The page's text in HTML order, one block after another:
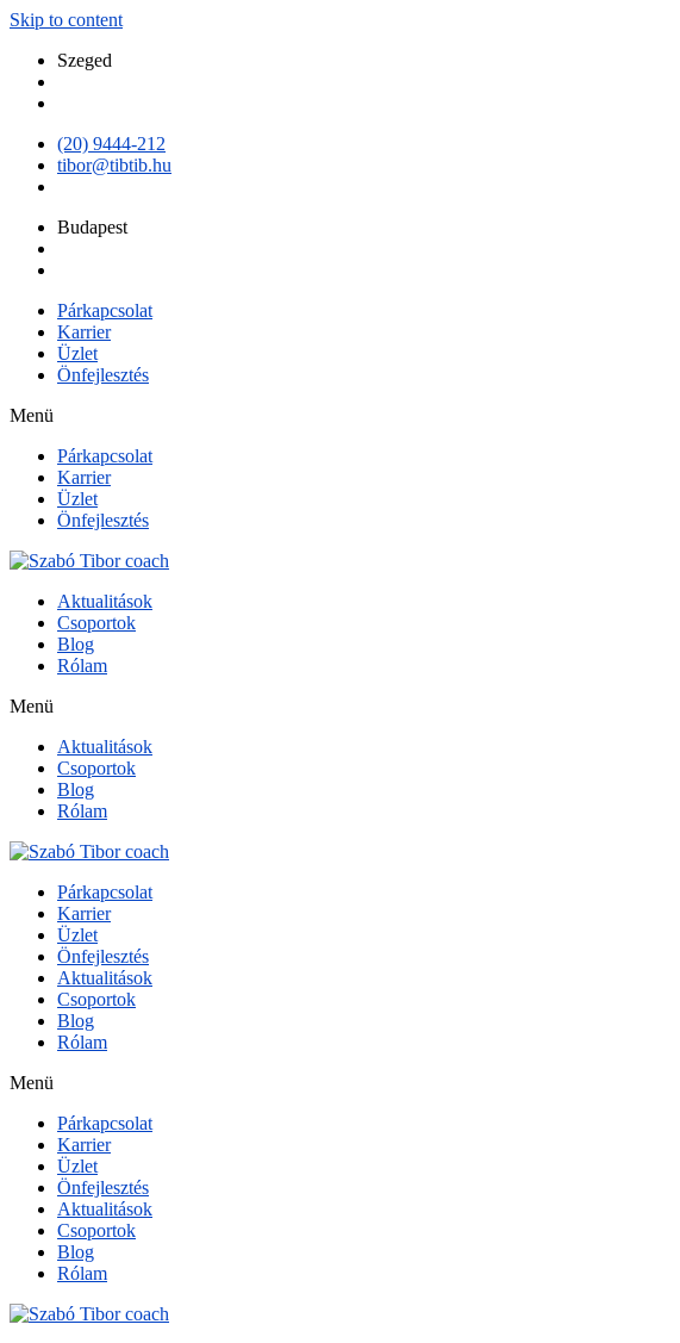
Skip to content
Szeged
(20) 9444-212
tibor@tibtib.hu
Budapest
Párkapcsolat
Karrier
Üzlet
Önfejlesztés
Menü
Párkapcsolat
Karrier
Üzlet
Önfejlesztés
Aktualitások
Csoportok
Blog
Rólam
Menü
Aktualitások
Csoportok
Blog
Rólam
Párkapcsolat
Karrier
Üzlet
Önfejlesztés
Aktualitások
Csoportok
Blog
Rólam
Menü
Párkapcsolat
Karrier
Üzlet
Önfejlesztés
Aktualitások
Csoportok
Blog
Rólam